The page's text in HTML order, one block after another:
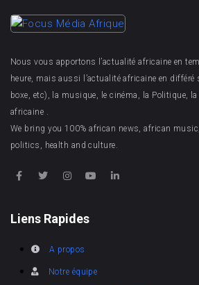
Nous vous apportons l’actualité africaine en
heure, mais aussi l’actualité africaine en différé
boxe, etc), la musique, le cinéma, la Politique, la
africaine .
We bring you 100% african news, african
politics, health and culture.
Liens Rapides
A propos
Notre équipe